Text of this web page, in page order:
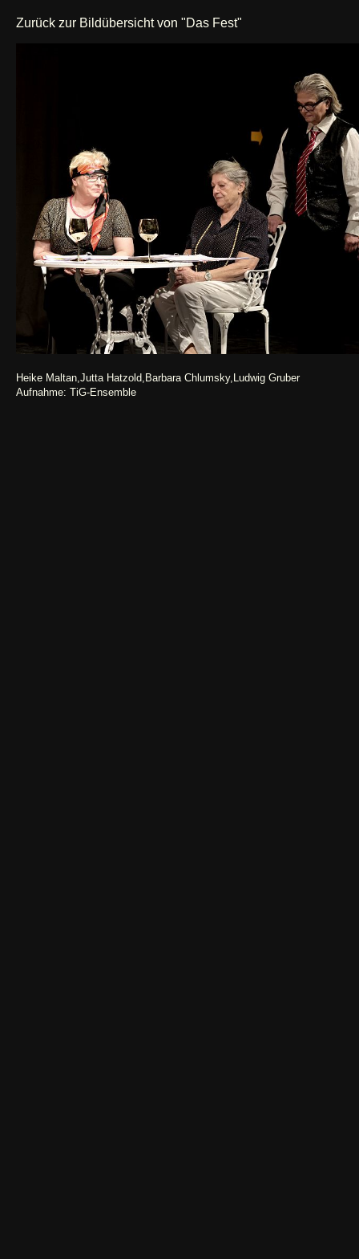
Zurück zur Bildübersicht von "Das Fest"
Heike Maltan,Jutta Hatzold,Barbara Chlumsky,Ludwig Gruber
Aufnahme: TiG-Ensemble